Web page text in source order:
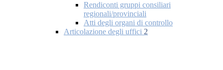
Rendiconti gruppi consiliari
regionali/provinciali
Atti degli organi di controllo
Articolazione degli uffici 2